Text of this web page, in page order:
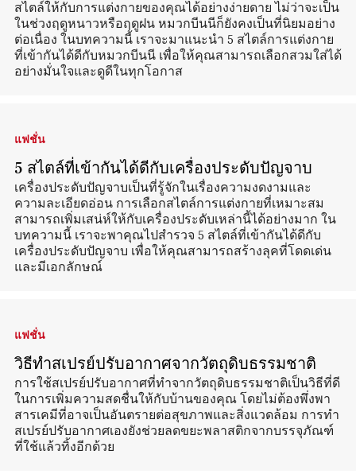
สไตล์ให้กับการแต่งกายของคุณได้อย่างง่ายดาย ไม่ว่าจะเป็น
ในช่วงฤดูหนาวหรือฤดูฝน หมวกบีนนีก็ยังคงเป็นที่นิยมอย่าง
ต่อเนื่อง ในบทความนี้ เราจะมาแนะนำ 5 สไตล์การแต่งกาย
ที่เข้ากันได้ดีกับหมวกบีนนี เพื่อให้คุณสามารถเลือกสวมใส่ได้
อย่างมั่นใจและดูดีในทุกโอกาส
แฟชั่น
5 สไตล์ที่เข้ากันได้ดีกับเครื่องประดับปัญจาบ
เครื่องประดับปัญจาบเป็นที่รู้จักในเรื่องความงดงามและ
ความละเอียดอ่อน การเลือกสไตล์การแต่งกายที่เหมาะสม
สามารถเพิ่มเสน่ห์ให้กับเครื่องประดับเหล่านี้ได้อย่างมาก ใน
บทความนี้ เราจะพาคุณไปสำรวจ 5 สไตล์ที่เข้ากันได้ดีกับ
เครื่องประดับปัญจาบ เพื่อให้คุณสามารถสร้างลุคที่โดดเด่น
และมีเอกลักษณ์
แฟชั่น
วิธีทำสเปรย์ปรับอากาศจากวัตถุดิบธรรมชาติ
การใช้สเปรย์ปรับอากาศที่ทำจากวัตถุดิบธรรมชาติเป็นวิธีที่ดี
ในการเพิ่มความสดชื่นให้กับบ้านของคุณ โดยไม่ต้องพึ่งพา
สารเคมีที่อาจเป็นอันตรายต่อสุขภาพและสิ่งแวดล้อม การทำ
สเปรย์ปรับอากาศเองยังช่วยลดขยะพลาสติกจากบรรจุภัณฑ์
ที่ใช้แล้วทิ้งอีกด้วย